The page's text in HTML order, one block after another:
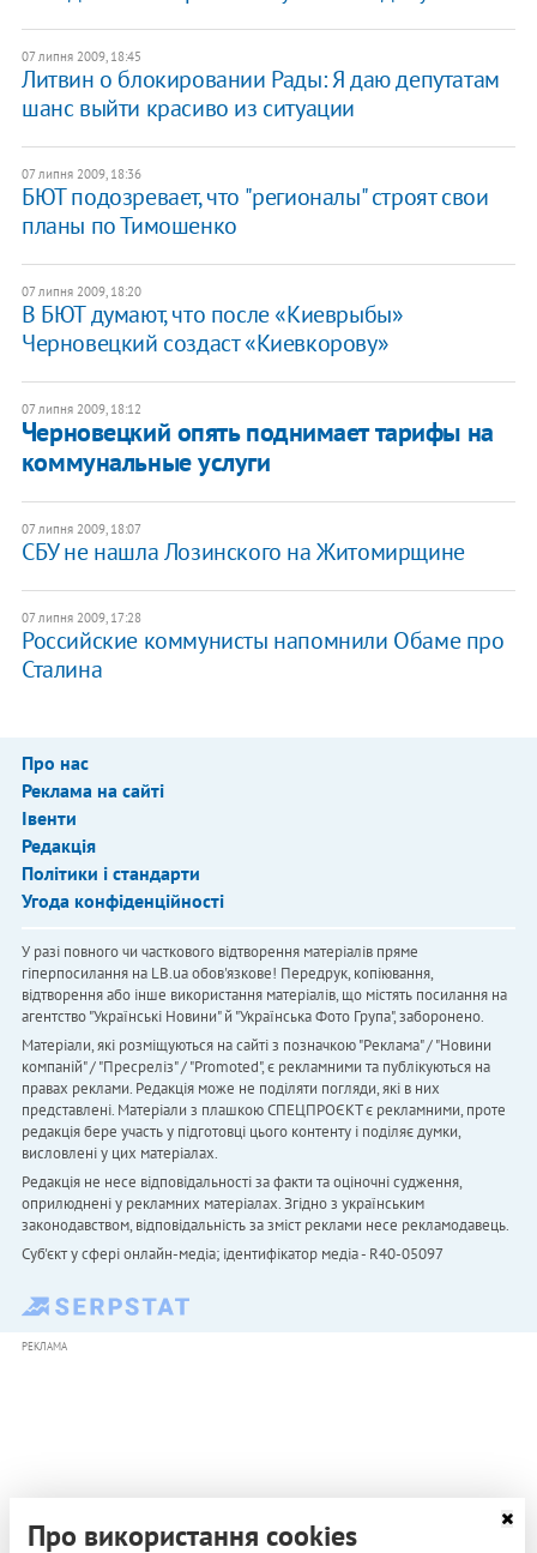
07 липня 2009, 18:45
Литвин о блокировании Рады: Я даю депутатам
шанс выйти красиво из ситуации
07 липня 2009, 18:36
БЮТ подозревает, что "регионалы" строят свои
планы по Тимошенко
07 липня 2009, 18:20
В БЮТ думают, что после «Киеврыбы»
Черновецкий создаст «Киевкорову»
07 липня 2009, 18:12
Черновецкий опять поднимает тарифы на
коммунальные услуги
07 липня 2009, 18:07
СБУ не нашла Лозинского на Житомирщине
07 липня 2009, 17:28
Российские коммунисты напомнили Обаме про
Сталина
Про нас
Реклама на сайті
Івенти
Редакція
Політики і стандарти
Угода конфіденційності
У разі повного чи часткового відтворення матеріалів пряме
гіперпосилання на LB.ua обов'язкове! Передрук, копіювання,
відтворення або інше використання матеріалів, що містять посилання на
агентство "Українськi Новини" й "Українська Фото Група", заборонено.
Матеріали, які розміщуються на сайті з позначкою "Реклама" / "Новини
компаній" / "Пресреліз" / "Promoted", є рекламними та публікуються на
правах реклами. Редакція може не поділяти погляди, які в них
представлені. Матеріали з плашкою СПЕЦПРОЄКТ є рекламними, проте
редакція бере участь у підготовці цього контенту і поділяє думки,
висловлені у цих матеріалах.
Редакція не несе відповідальності за факти та оціночні судження,
оприлюднені у рекламних матеріалах. Згідно з українським
законодавством, відповідальність за зміст реклами несе рекламодавець.
Cуб'єкт у сфері онлайн-медіа; ідентифікатор медіа - R40-05097
РЕКЛАМА
Про використання cookies